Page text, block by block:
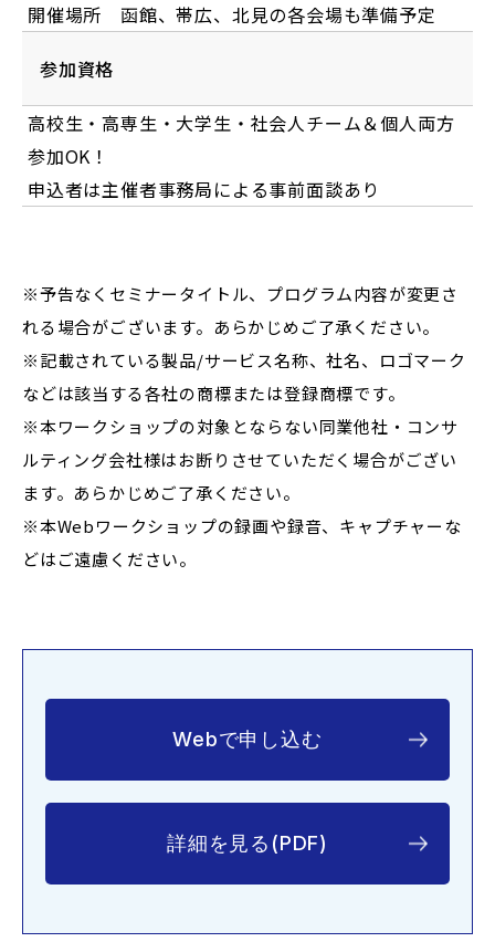
開催場所 函館、帯広、北⾒の各会場も準備予定
参加資格
⾼校⽣・⾼専⽣・⼤学⽣・社会⼈チーム＆個⼈両⽅
参加OK！
申込者は主催者事務局による事前⾯談あり
※予告なくセミナータイトル、プログラム内容が変更さ
れる場合がございます。あらかじめご了承ください。
※記載されている製品/サービス名称、社名、ロゴマーク
などは該当する各社の商標または登録商標です。
※本ワークショップの対象とならない同業他社・コンサ
ルティング会社様はお断りさせていただく場合がござい
ます。あらかじめご了承ください。
※本Webワークショップの録画や録音、キャプチャーな
どはご遠慮ください。
Webで申し込む
詳細を見る(PDF)